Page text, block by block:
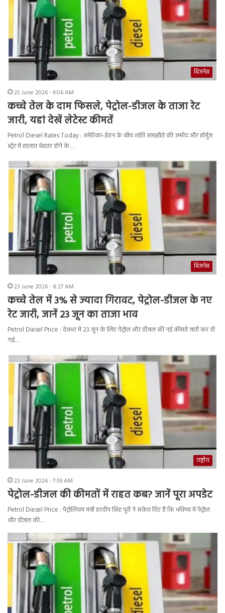
बिज़नेस
25 June 2026 - 9:06 AM
कच्चे तेल के दाम फिसले, पेट्रोल-डीजल के ताजा रेट
जारी, यहां देखें लेटेस्ट कीमतें
Petrol Diesel Rates Today : अमेरिका-ईरान के बीच शांति समझौते की उम्मीद और होर्मुज
स्ट्रेट में हालात बेहतर होने के…
बिज़नेस
23 June 2026 - 8:27 AM
कच्चे तेल में 3% से ज्यादा गिरावट, पेट्रोल-डीजल के नए
रेट जारी, जानें 23 जून का ताजा भाव
Petrol Diesel Price : देशभर में 23 जून के लिए पेट्रोल और डीजल की नई कीमतें जारी कर दी
गई…
राष्ट्रीय
22 June 2026 - 7:59 AM
पेट्रोल-डीजल की कीमतों में राहत कब? जानें पूरा अपडेट
Petrol Diesel Price : पेट्रोलियम मंत्री हरदीप सिंह पुरी ने संकेत दिए हैं कि भविष्य में पेट्रोल
और डीजल की…